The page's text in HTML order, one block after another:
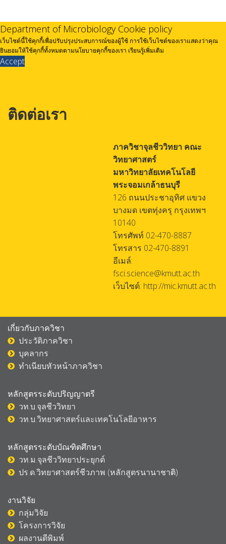
Department of Microbiology Cookie policy
เว็บไซต์นี้ใช้คุกกี้เพื่อปรับปรุงประสบการณ์ของผู้ใช้ การใช้เว็บไซต์ของเราแสดงว่าคุณ
ยินยอมให้ใช้คุกกี้ทั้งหมดตามนโยบายคุกกี้ของเรา เรียนรู้เพิ่มเติม
Accept
ติดต่อเรา
ภาควิชาจุลชีววิทยา คณะ
วิทยาศาสตร์
มหาวิทยาลัยเทคโนโลยี
พระจอมเกล้าธนบุรี
126 ถนนประชาอุทิศ แขวง
บางมด เขตทุ่งครุ กรุงเทพฯ
10140
โทรศัพท์ 02-470-8887
โทรสาร 02-470-8891
อีเมล์:
fsci.science@kmutt.ac.th
เว็บไซต์: http://mic.kmutt.ac.th
เกี่ยวกับภาควิชา
ประวัติภาควิชา
บุคลากร
ทำเนียบหัวหน้าภาควิชา
หลักสูตรระดับปริญญาตรี
วท.บ.จุลชีววิทยา
วท.บ.วิทยาศาสตร์และเทคโนโลยีอาหาร
หลักสูตรระดับบัณฑิตศึกษา
วท.ม.จุลชีววิทยาประยุกต์
ปร.ด.วิทยาศาสตร์ชีวภาพ (หลักสูตรนานาชาติ)
งานวิจัย
กลุ่มวิจัย
โครงการวิจัย
ผลงานตีพิมพ์